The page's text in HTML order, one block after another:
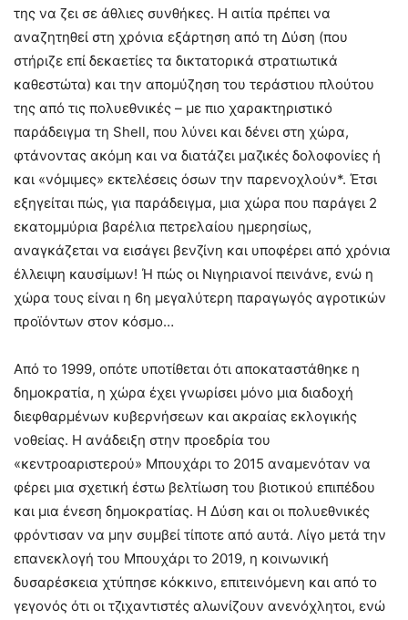
της να ζει σε άθλιες συνθήκες. Η αιτία πρέπει να
αναζητηθεί στη χρόνια εξάρτηση από τη Δύση (που
στήριζε επί δεκαετίες τα δικτατορικά στρατιωτικά
καθεστώτα) και την απομύζηση του τεράστιου πλούτου
της από τις πολυεθνικές – με πιο χαρακτηριστικό
παράδειγμα τη Shell, που λύνει και δένει στη χώρα,
φτάνοντας ακόμη και να διατάζει μαζικές δολοφονίες ή
και «νόμιμες» εκτελέσεις όσων την παρενοχλούν*. Έτσι
εξηγείται πώς, για παράδειγμα, μια χώρα που παράγει 2
εκατομμύρια βαρέλια πετρελαίου ημερησίως,
αναγκάζεται να εισάγει βενζίνη και υποφέρει από χρόνια
έλλειψη καυσίμων! Ή πώς οι Νιγηριανοί πεινάνε, ενώ η
χώρα τους είναι η 6η μεγαλύτερη παραγωγός αγροτικών
προϊόντων στον κόσμο…
Από το 1999, οπότε υποτίθεται ότι αποκαταστάθηκε η
δημοκρατία, η χώρα έχει γνωρίσει μόνο μια διαδοχή
διεφθαρμένων κυβερνήσεων και ακραίας εκλογικής
νοθείας. Η ανάδειξη στην προεδρία του
«κεντροαριστερού» Μπουχάρι το 2015 αναμενόταν να
φέρει μια σχετική έστω βελτίωση του βιοτικού επιπέδου
και μια ένεση δημοκρατίας. Η Δύση και οι πολυεθνικές
φρόντισαν να μην συμβεί τίποτε από αυτά. Λίγο μετά την
επανεκλογή του Μπουχάρι το 2019, η κοινωνική
δυσαρέσκεια χτύπησε κόκκινο, επιτεινόμενη και από το
γεγονός ότι οι τζιχαντιστές αλωνίζουν ανενόχλητοι, ενώ